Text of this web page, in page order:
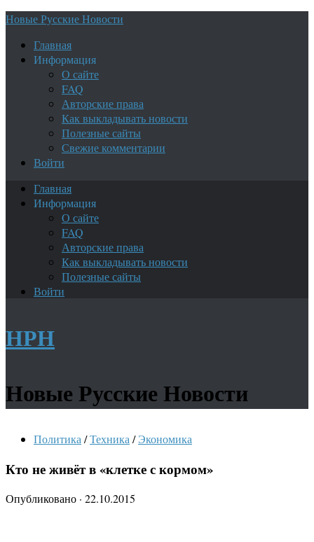
Новые Русские Новости
Главная
Информация
О сайте
FAQ
Авторские права
Как выкладывать новости
Полезные сайты
Свежие комментарии
Войти
Главная
Информация
О сайте
FAQ
Авторские права
Как выкладывать новости
Полезные сайты
Войти
НРН
Новые Русские Новости
Политика /Техника / Экономика
Кто не живёт в «клетке с кормом»
Опубликовано · 22.10.2015